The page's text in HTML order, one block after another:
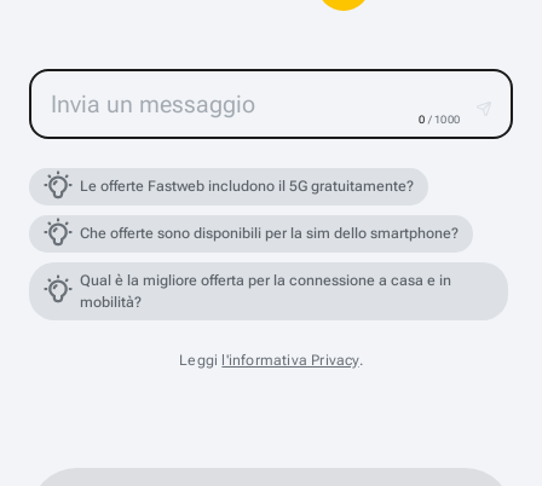
0 / 1000
Le offerte Fastweb includono il 5G gratuitamente?
Che offerte sono disponibili per la sim dello smartphone?
Qual è la migliore offerta per la connessione a casa e in
mobilità?
Leggi l'informativa Privacy.